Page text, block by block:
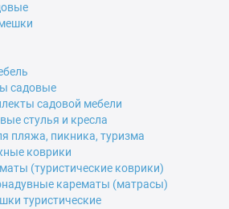
садовые
садовой мебели
стулья и кресла
пляжа, пикника, туризма
коврики
(туристические коврики)
карематы (матрасы)
туристические